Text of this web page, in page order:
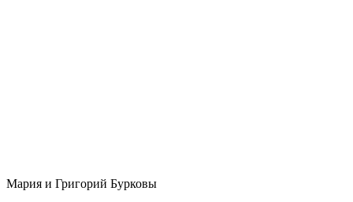
Мария и Григорий Бурковы